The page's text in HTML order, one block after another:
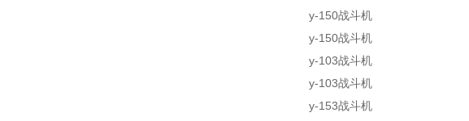
y-150战斗机
y-150战斗机
y-103战斗机
y-103战斗机
y-153战斗机